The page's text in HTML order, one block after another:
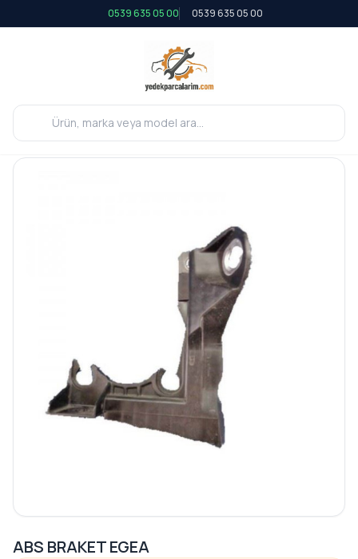
0539 635 05 00 0539 635 05 00
ABS BRAKET EGEA